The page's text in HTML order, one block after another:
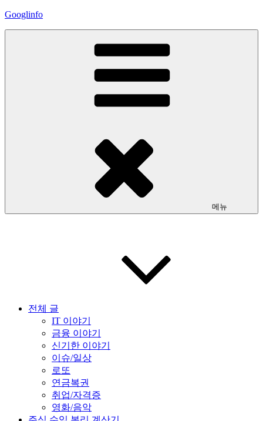
콘
Googlinfo
메뉴
전체 글
IT 이야기
금융 이야기
신기한 이야기
이슈/일상
로또
연금복권
취업/자격증
영화/음악